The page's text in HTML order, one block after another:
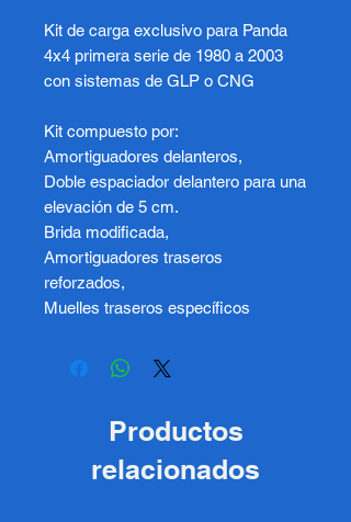
Kit de carga exclusivo para Panda
4x4 primera serie de 1980 a 2003
con sistemas de GLP o CNG
Kit compuesto por:
Amortiguadores delanteros,
Doble espaciador delantero para una
elevación de 5 cm.
Brida modificada,
Amortiguadores traseros
reforzados,
Muelles traseros específicos
Productos
relacionados